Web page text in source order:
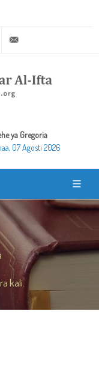
+20 2 25970400
ya Gregoria
07 Agosti 2026
kali.